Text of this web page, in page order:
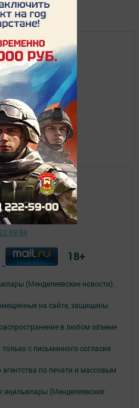
(Менделеевские новости).
на сайте, защищены
в любом объеме
с письменного согласия
по печати и массовым
(Менделеевские
09 84
; 18+